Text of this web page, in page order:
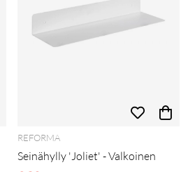
REFORMA
Seinähylly 'Joliet' - Valkoinen